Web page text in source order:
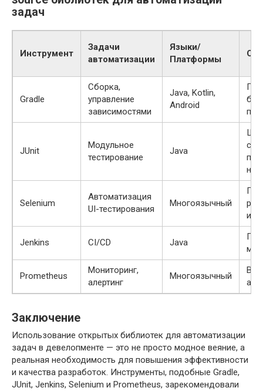
задач
Инструмент
Задачи
автоматизации
Языки/
Платформы
Gradle
Сборка,
управление
зависимостями
Java, Kotlin,
Android
JUnit
Модульное
тестирование
Java
Selenium
Автоматизация
UI-тестирования
Многоязычный
и
Jenkins CI/CD Java
Prometheus
Мониторинг,
алертинг
Многоязычный
Заключение
Использование открытых библиотек для автоматизации
задач в девелопменте — это не просто модное веяние, а
реальная необходимость для повышения эффективности
и качества разработок. Инструменты, подобные Gradle,
JUnit, Jenkins, Selenium и Prometheus, зарекомендовали